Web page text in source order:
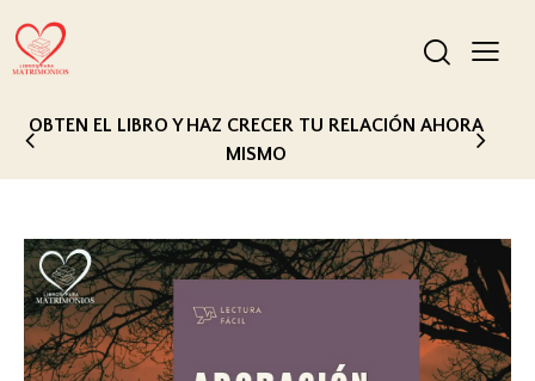
ESTE LIBRO ES EXCLUSIVAMENTE RECOMENDADO
PARA TI